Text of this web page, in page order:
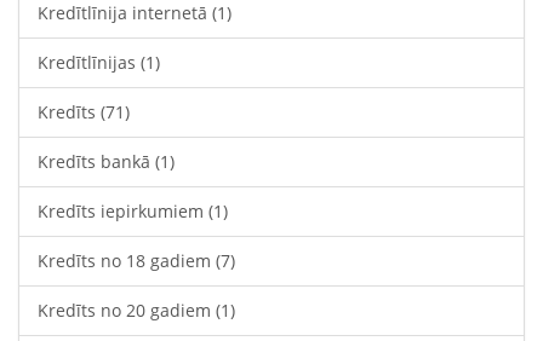
Kredītlīnija internetā (1)
Kredītlīnijas (1)
Kredīts (71)
Kredīts bankā (1)
Kredīts iepirkumiem (1)
Kredīts no 18 gadiem (7)
Kredīts no 20 gadiem (1)